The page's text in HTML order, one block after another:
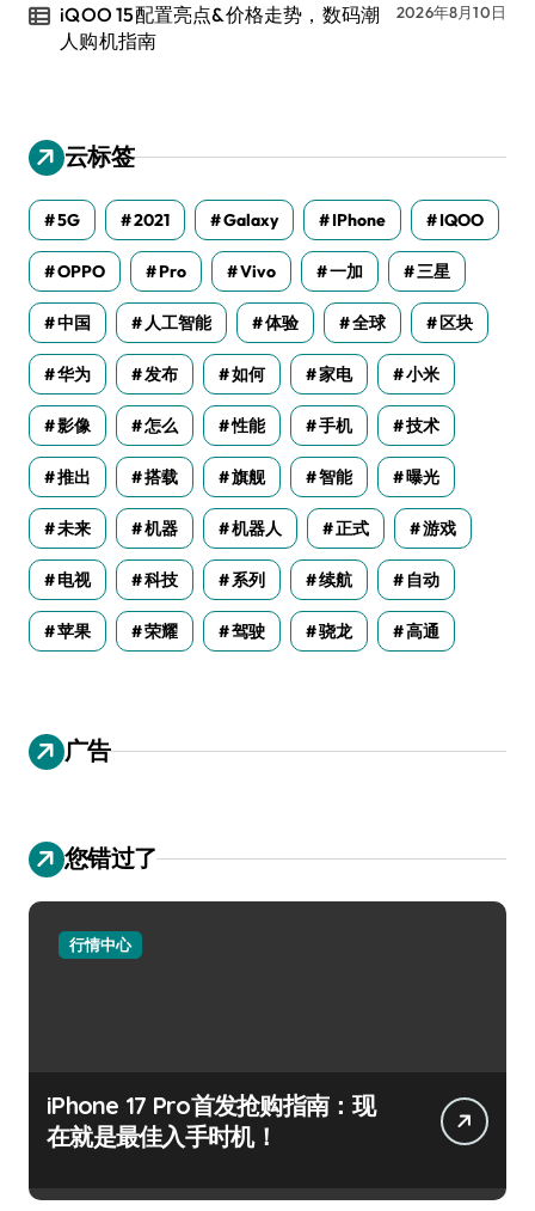
iQOO 15配置亮点&价格走势，数码潮
人购机指南
2026年8月10日
云标签
5G 2021 Galaxy IPhone IQOO
OPPO Pro Vivo 一加 三星
中国 人工智能 体验 全球 区块
华为 发布 如何 家电 小米
影像 怎么 性能 手机 技术
推出 搭载 旗舰 智能 曝光
未来 机器 机器人 正式 游戏
电视 科技 系列 续航 自动
苹果 荣耀 驾驶 骁龙 高通
广告
您错过了
行情中心
iPhone 17 Pro首发抢购指南：现
在就是最佳入手时机！